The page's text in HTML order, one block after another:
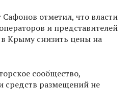
Сафонов отметил, что власти
и представителей
в Крыму снизить цены на
сообщество,
средств размещений не